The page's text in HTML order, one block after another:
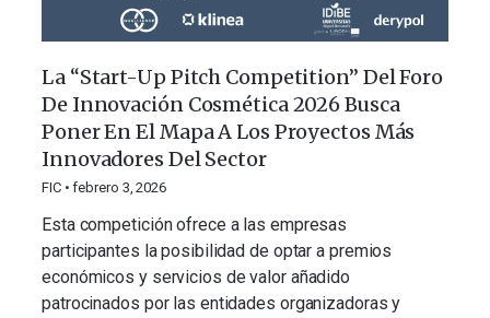
La “Start-Up Pitch Competition” Del Foro
De Innovación Cosmética 2026 Busca
Poner En El Mapa A Los Proyectos Más
Innovadores Del Sector
FIC febrero 3, 2026
Esta competición ofrece a las empresas
participantes la posibilidad de optar a premios
económicos y servicios de valor añadido
patrocinados por las entidades organizadoras y